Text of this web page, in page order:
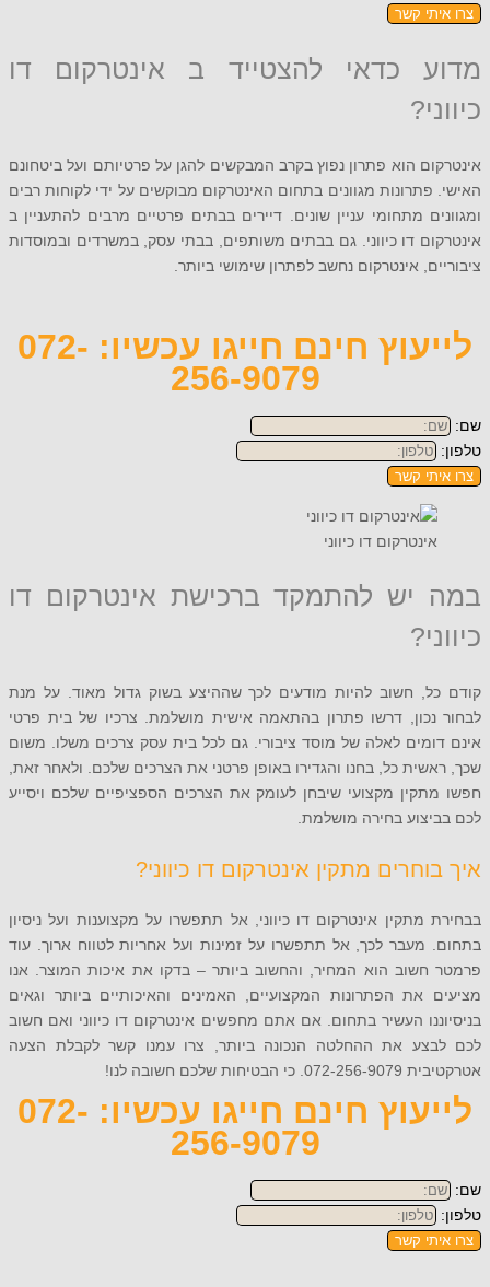
קשר
כדאי להצטייד ב אינטרקום דו
הוא פתרון נפוץ בקרב המבקשים להגן על פרטיותם ועל ביטחונם
מגוונים בתחום האינטרקום מבוקשים על ידי לקוחות רבים
מתחומי עניין שונים. דיירים בבתים פרטיים מרבים להתעניין ב
דו כיווני. גם בבתים משותפים, בבתי עסק, במשרדים ובמוסדות
אינטרקום נחשב לפתרון שימושי ביותר.
לייעוץ חינם חייגו עכשיו: 072-
256-9079
קשר
דו כיווני
יש להתמקד ברכישת אינטרקום דו
חשוב להיות מודעים לכך שההיצע בשוק גדול מאוד. על מנת
דרשו פתרון בהתאמה אישית מושלמת. צרכיו של בית פרטי
לאלה של מוסד ציבורי. גם לכל בית עסק צרכים משלו. משום
כל, בחנו והגדירו באופן פרטני את הצרכים שלכם. ולאחר זאת,
מקצועי שיבחן לעומק את הצרכים הספציפיים שלכם ויסייע
בחירה מושלמת.
מתקין אינטרקום דו כיווני?
מתקין אינטרקום דו כיווני, אל תתפשרו על מקצוענות ועל ניסיון
מעבר לכך, אל תתפשרו על זמינות ועל אחריות לטווח ארוך. עוד
הוא המחיר, והחשוב ביותר – בדקו את איכות המוצר. אנו
את הפתרונות המקצועיים, האמינים והאיכותיים ביותר וגאים
העשיר בתחום. אם אתם מחפשים אינטרקום דו כיווני ואם חשוב
את ההחלטה הנכונה ביותר, צרו עמנו קשר לקבלת הצעה
שלכם חשובה לנו!
לייעוץ חינם חייגו עכשיו: 072-
256-9079
קשר